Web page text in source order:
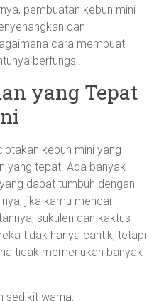
pembuatan kebun mini
dan
cara membuat
berfungsi!
yang Tepat
kebun mini yang
yang tepat. Ada banyak
dapat tumbuh dengan
jika kamu mencari
sukulen dan kaktus
tidak hanya cantik, tetapi
tidak memerlukan banyak
sedikit warna,